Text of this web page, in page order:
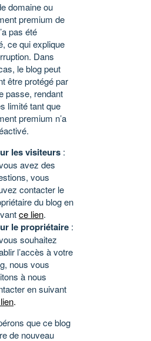
domaine ou
premium de
pas été
ce qui explique
Dans
le blog peut
être protégé par
passe, rendant
limité tant que
premium n’a
les visiteurs :
avez des
vous
contacter le
du blog en
ce lien.
le propriétaire :
souhaitez
l’accès à votre
nous vous
à nous
en suivant
.
que ce blog
de nouveau